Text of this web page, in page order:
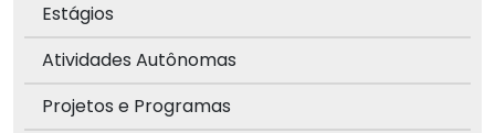
Estágios
Atividades Autônomas
Projetos e Programas